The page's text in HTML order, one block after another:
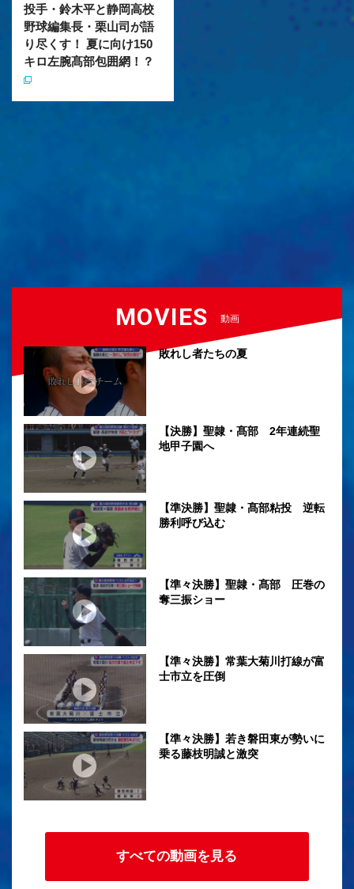
投手・鈴木平と静岡高校
野球編集長・栗山司が語
り尽くす！ 夏に向け150
キロ左腕髙部包囲網！？
MOVIES 動画
敗れし者たちの夏
【決勝】聖隷・髙部 2年連続聖
地甲子園へ
【準決勝】聖隷・髙部粘投 逆転
勝利呼び込む
【準々決勝】聖隷・髙部 圧巻の
奪三振ショー
【準々決勝】常葉大菊川打線が富
士市立を圧倒
【準々決勝】若き磐田東が勢いに
乗る藤枝明誠と激突
すべての動画を見る